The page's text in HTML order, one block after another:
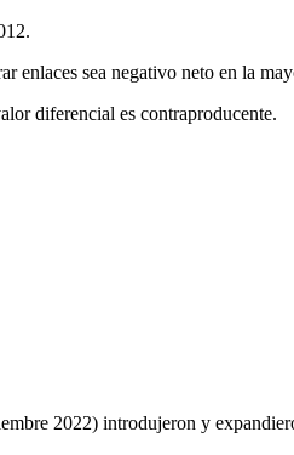
enlaces sea negativo neto en la
diferencial es contraproducente.
2022) introdujeron y